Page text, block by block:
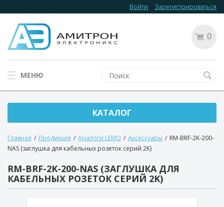
Войти Зарегистрироваться
0
МЕНЮ
КАТАЛОГ
Главная / Продукция / Аналоги LEMO / Аксессуары / RM-BRF-2K-200-
NAS (заглушка для кабельных розеток серий 2K)
RM-BRF-2K-200-NAS (ЗАГЛУШКА ДЛЯ
КАБЕЛЬНЫХ РОЗЕТОК СЕРИЙ 2K)